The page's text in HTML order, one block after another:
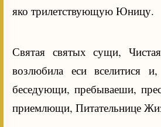
яко трилетствующую Юницу.
Святая святых сущи,
возлюбила еси вселитися
беседующи, пребываеши,
приемлющи, Питательнице